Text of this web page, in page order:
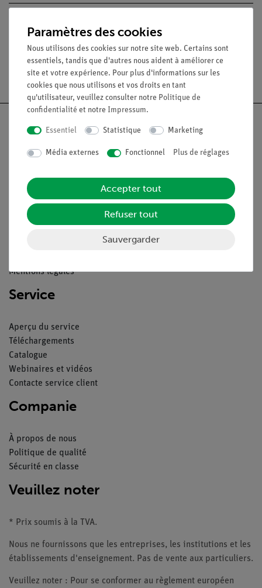
Livraison gratuite à partir de 300,- €.
Nach oben
Légal
Conditions générales de vente
Mentions légales
Service
Aperçu du service
Téléchargements
Catalogue
Webinaires et vidéos
Contacte service client
Companie
À propos de nous
Politique de qualité
Sécurité en classe
Veuillez noter
* Prix soumis à la TVA.
Nous ne fournissons que les entreprises, les institutions et les
établissements d'enseignement. Pas de vente aux particuliers.
Veuillez noter : Pour se conformer au règlement européen
Paramètres des cookies
Nous utilisons des cookies sur notre site web. Certains sont
essentiels, tandis que d'autres nous aident à améliorer ce
site et votre expérience. Pour plus d'informations sur les
cookies que nous utilisons et vos droits en tant
qu'utilisateur, veuillez consulter notre Politique de
confidentialité et notre Impressum.
Essentiel Statistique Marketing
Média externes Fonctionnel Plus de réglages
Accepter tout
Refuser tout
Sauvergarder